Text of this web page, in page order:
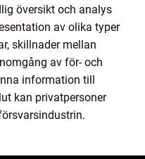
översikt och analys
av olika typer
skillnader mellan
av för- och
information till
kan privatpersoner